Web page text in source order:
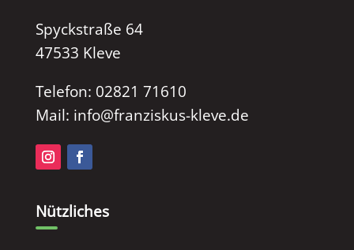
Spyckstraße 64
47533 Kleve
Telefon: 02821 71610
Mail: info@franziskus-kleve.de
Nützliches